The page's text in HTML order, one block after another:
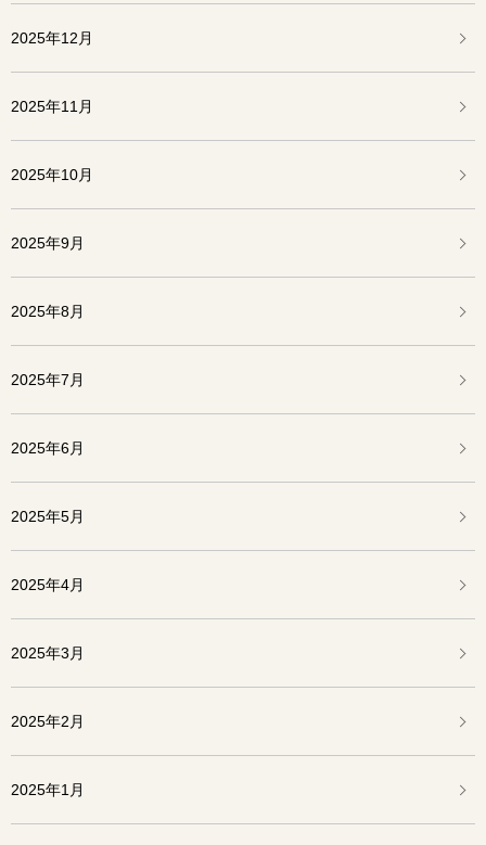
2025年12月
2025年11月
2025年10月
2025年9月
2025年8月
2025年7月
2025年6月
2025年5月
2025年4月
2025年3月
2025年2月
2025年1月